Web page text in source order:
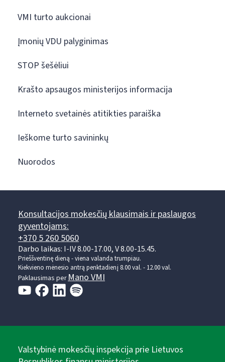
VMI turto aukcionai
Įmonių VDU palyginimas
STOP šešėliui
Krašto apsaugos ministerijos informacija
Interneto svetainės atitikties paraiška
Ieškome turto savininkų
Nuorodos
Konsultacijos mokesčių klausimais ir paslaugos
gyventojams:
+370 5 260 5060
Darbo laikas: I-IV 8.00-17.00, V 8.00-15.45.
Prieššventinę dieną - viena valanda trumpiau.
Kiekvieno mėnesio antrą penktadienį 8.00 val. - 12.00 val.
Paklausimas perMano VMI
Valstybinė mokesčių inspekcija prie Lietuvos